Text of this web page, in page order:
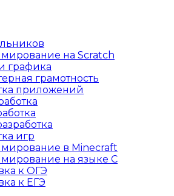
на Scratch
графика
грамотность
приложений
игр
в Minecraft
на языке C
к ОГЭ
к ЕГЭ